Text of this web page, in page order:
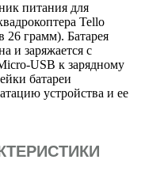
питания для
Tello
26 грамм). Батарея
и заряжается с
USB к зарядному
батареи
устройства и ее